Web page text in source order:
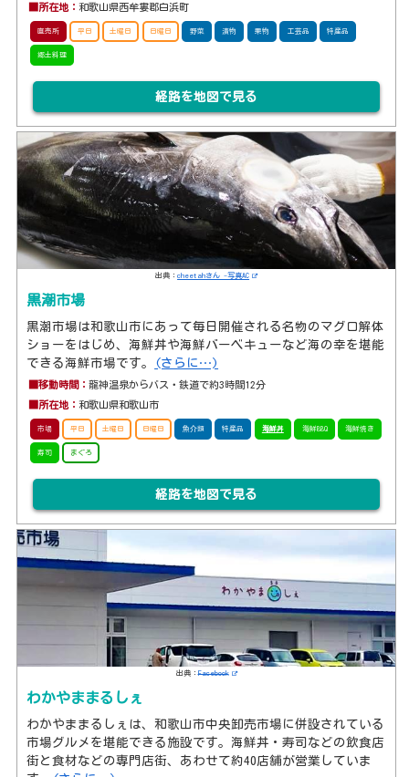
■所在地： 和歌山県西牟婁郡白浜町
直売所 平日 土曜日 日曜日 野菜 漬物 果物 工芸品 特産品
郷土料理
経路を地図で見る
出典：cheetahさん -写真AC
黒潮市場
黒潮市場は和歌山市にあって毎日開催される名物のマグロ解体
ショーをはじめ、海鮮丼や海鮮バーベキューなど海の幸を堪能
できる海鮮市場です。
(さらに…)
■移動時間：龍神温泉からバス・鉄道で約3時間12分
■所在地： 和歌山県和歌山市
市場 平日 土曜日 日曜日 魚介類 特産品 海鮮丼 海鮮BBQ 海鮮焼き
寿司 まぐろ
経路を地図で見る
出典：Facebook
わかやままるしぇ
わかやままるしぇは、和歌山市中央卸売市場に併設されている
市場グルメを堪能できる施設です。海鮮丼・寿司などの飲食店
街と食材などの専門店街、あわせて約40店舗が営業していま